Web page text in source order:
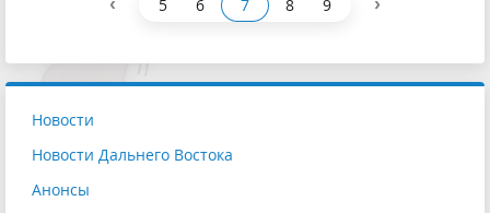
5 6 7 8 9
Новости
Новости Дальнего Востока
Анонсы